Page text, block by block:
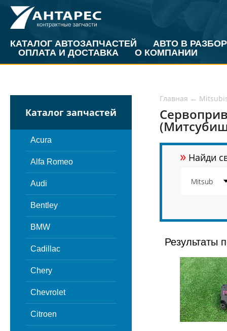
КАТАЛОГ АВТОЗАПЧАСТЕЙ
АВТО В РАЗБОР
ОПЛАТА И ДОСТАВКА
О КОМПАНИИ
Каталог запчастей
Acura
Alfa Romeo
Audi
Bentley
BMW
Cadillac
Chery
Chevrolet
Citroen
Главная ←
» Найди
Результаты